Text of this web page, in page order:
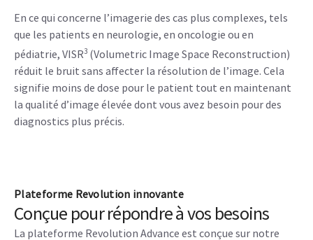
En ce qui concerne l’imagerie des cas plus complexes, tels
que les patients en neurologie, en oncologie ou en
pédiatrie, VISR3 (Volumetric Image Space Reconstruction)
réduit le bruit sans affecter la résolution de l’image. Cela
signifie moins de dose pour le patient tout en maintenant
la qualité d’image élevée dont vous avez besoin pour des
diagnostics plus précis.
Plateforme Revolution innovante
Conçue pour répondre à vos besoins
La plateforme Revolution Advance est conçue sur notre